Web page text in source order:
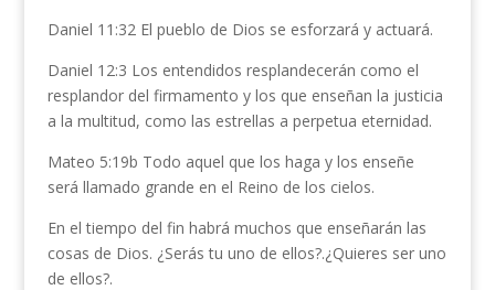
Daniel 11:32 El pueblo de Dios se esforzará y actuará.
Daniel 12:3 Los entendidos resplandecerán como el
resplandor del firmamento y los que enseñan la justicia
a la multitud, como las estrellas a perpetua eternidad.
Mateo 5:19b Todo aquel que los haga y los enseñe
será llamado grande en el Reino de los cielos.
En el tiempo del fin habrá muchos que enseñarán las
cosas de Dios. ¿Serás tu uno de ellos?.¿Quieres ser uno
de ellos?.